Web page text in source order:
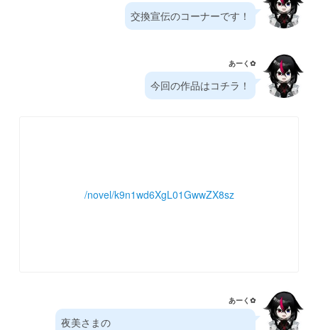
交換宣伝のコーナーです！
あーく✿⁠
今回の作品はコチラ！
/novel/k9n1wd6XgL01GwwZX8sz
あーく✿⁠
夜美さまの